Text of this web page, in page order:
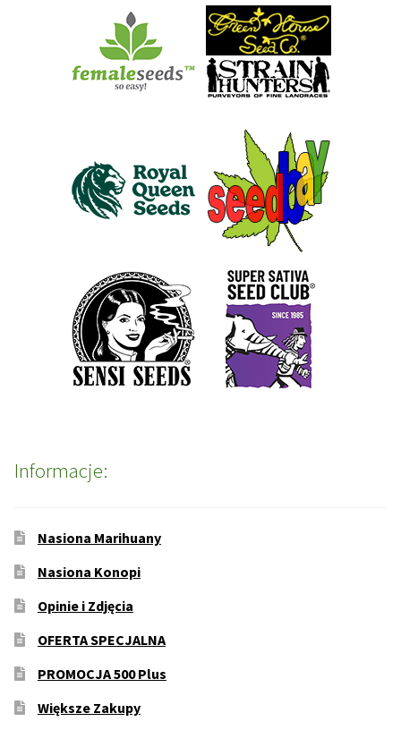
Informacje:
Nasiona Marihuany
Nasiona Konopi
Opinie i Zdjęcia
OFERTA SPECJALNA
PROMOCJA 500 Plus
Większe Zakupy